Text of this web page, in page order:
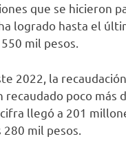
que se hicieron
logrado hasta el
mil pesos.
2022, la
recaudado poco
llegó a 201
mil pesos.